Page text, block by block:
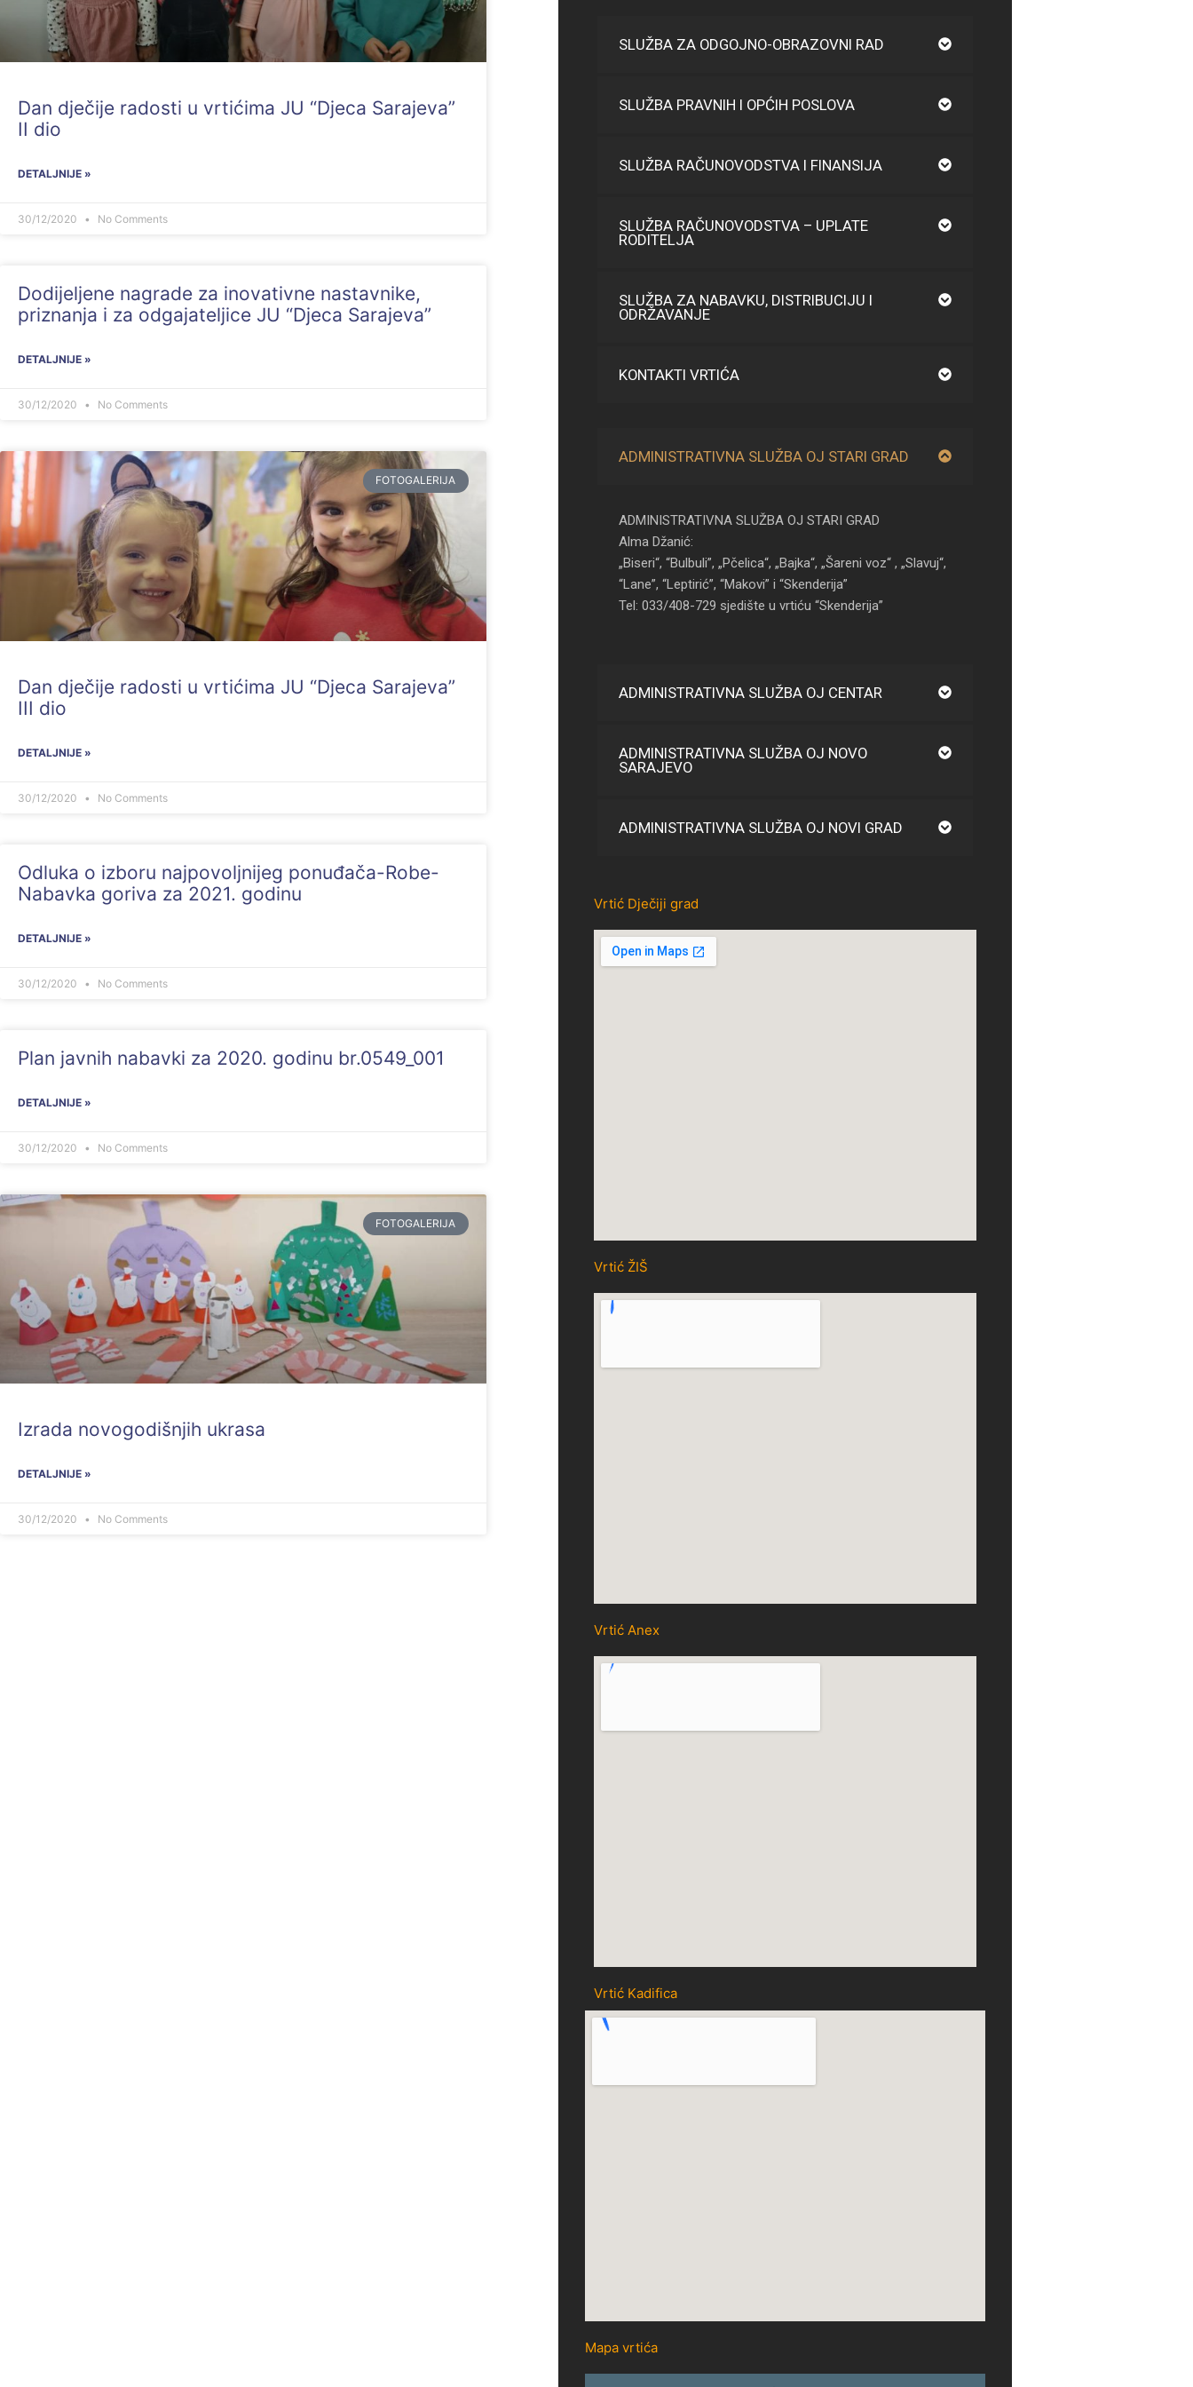
Dan dječije radosti u vrtićima JU “Djeca Sarajeva”
II dio
DETALJNIJE »
30/12/2020 No Comments
Dodijeljene nagrade za inovativne nastavnike,
priznanja i za odgajateljice JU “Djeca Sarajeva”
DETALJNIJE »
30/12/2020 No Comments
FOTOGALERIJA
Dan dječije radosti u vrtićima JU “Djeca Sarajeva”
III dio
DETALJNIJE »
30/12/2020 No Comments
Odluka o izboru najpovoljnijeg ponuđača-Robe-
Nabavka goriva za 2021. godinu
DETALJNIJE »
30/12/2020 No Comments
Plan javnih nabavki za 2020. godinu br.0549_001
DETALJNIJE »
30/12/2020 No Comments
FOTOGALERIJA
Izrada novogodišnjih ukrasa
DETALJNIJE »
30/12/2020 No Comments
SLUŽBA ZA ODGOJNO-OBRAZOVNI RAD
SLUŽBA PRAVNIH I OPĆIH POSLOVA
SLUŽBA RAČUNOVODSTVA I FINANSIJA
SLUŽBA RAČUNOVODSTVA – UPLATE
RODITELJA
SLUŽBA ZA NABAVKU, DISTRIBUCIJU I
ODRŽAVANJE
KONTAKTI VRTIĆA
ADMINISTRATIVNA SLUŽBA OJ STARI GRAD
ADMINISTRATIVNA SLUŽBA OJ STARI GRAD
Alma Džanić:
„Biseri“, “Bulbuli”, „Pčelica“, „Bajka“, „Šareni voz“ , „Slavuj“,
“Lane”, “Leptirić”, “Makovi” i “Skenderija”
Tel: 033/408-729 sjedište u vrtiću “Skenderija”
ADMINISTRATIVNA SLUŽBA OJ CENTAR
ADMINISTRATIVNA SLUŽBA OJ NOVO
SARAJEVO
ADMINISTRATIVNA SLUŽBA OJ NOVI GRAD
Vrtić Dječiji grad
Vrtić ŽIŠ
Vrtić Anex
Vrtić Kadifica
Mapa vrtića